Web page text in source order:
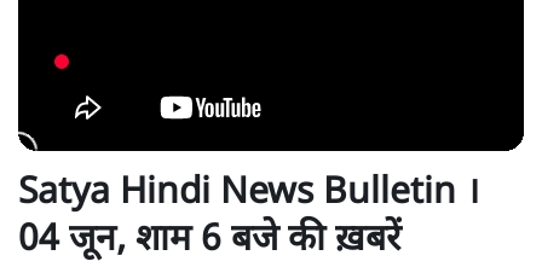
Satya Hindi News Bulletin ।
04 जून, शाम 6 बजे की ख़बरें